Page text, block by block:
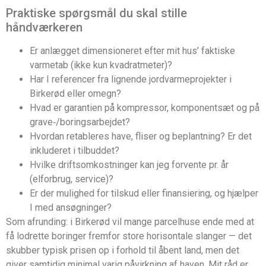
Praktiske spørgsmål du skal stille
håndværkeren
Er anlægget dimensioneret efter mit hus’ faktiske
varmetab (ikke kun kvadratmeter)?
Har I referencer fra lignende jordvarmeprojekter i
Birkerød eller omegn?
Hvad er garantien på kompressor, komponentsæt og på
grave‑/boringsarbejdet?
Hvordan retableres have, fliser og beplantning? Er det
inkluderet i tilbuddet?
Hvilke driftsomkostninger kan jeg forvente pr. år
(elforbrug, service)?
Er der mulighed for tilskud eller finansiering, og hjælper
I med ansøgninger?
Som afrunding: i Birkerød vil mange parcelhuse ende med at
få lodrette boringer fremfor store horisontale slanger — det
skubber typisk prisen op i forhold til åbent land, men det